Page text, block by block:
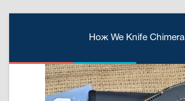
Нож We Knife Chimera